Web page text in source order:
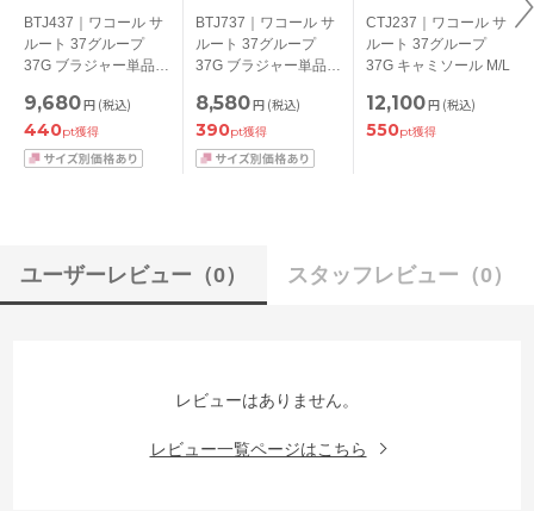
BTJ437｜ワコール サ
ルート 37グループ
37G ブラジャー単品
アンダー 65/70/75cm
9,680円 (税込)
440pt獲得
BTJ737｜ワコール サ
ルート 37グループ
37G ブラジャー単品
プ アンダー
65/70/75cm
8,580円 (税込)
390pt獲得
CTJ237｜ワコール サ
ルート 37グループ
37G キャミソール M/L
12,100円 (税込)
550pt獲得
ユーザーレビュー （0） スタッフレビュー （0）
レビューはありません。
レビュー一覧ページはこちら